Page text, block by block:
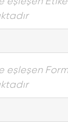
eşleşen